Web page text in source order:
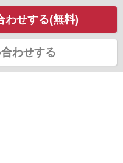
わせする(無料)
わせする